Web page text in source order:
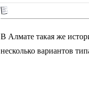
В Алмате такая же
несколько вариантов